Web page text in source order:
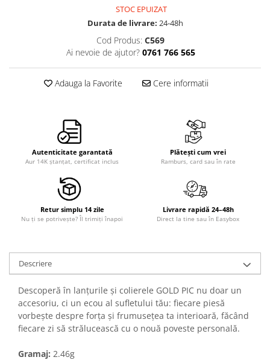
STOC EPUIZAT
Durata de livrare: 24-48h
Cod Produs: C569
Ai nevoie de ajutor? 0761 766 565
Adauga la Favorite Cere informatii
Autenticitate garantată
Aur 14K ștanțat, certificat inclus
Plătești cum vrei
Ramburs, card sau în rate
Retur simplu 14 zile
Nu ți se potrivește? Îl trimiți înapoi
Livrare rapidă 24–48h
Direct la tine sau în Easybox
Descriere
Descoperă în lanțurile și colierele GOLD PIC nu doar un
accesoriu, ci un ecou al sufletului tău: fiecare piesă
vorbește despre forța și frumusețea ta interioară, făcând
fiecare zi să strălucească cu o nouă poveste personală.
Gramaj: 2.46g